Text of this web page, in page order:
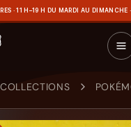
· 11 H–19 H DU MARDI AU DIMANCHE
COLLECTIONS